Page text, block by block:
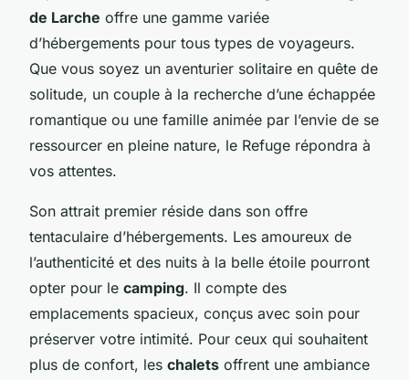
de Larche offre une gamme variée
d’hébergements pour tous types de voyageurs.
Que vous soyez un aventurier solitaire en quête de
solitude, un couple à la recherche d’une échappée
romantique ou une famille animée par l’envie de se
ressourcer en pleine nature, le Refuge répondra à
vos attentes.
Son attrait premier réside dans son offre
tentaculaire d’hébergements. Les amoureux de
l’authenticité et des nuits à la belle étoile pourront
opter pour le camping. Il compte des
emplacements spacieux, conçus avec soin pour
préserver votre intimité. Pour ceux qui souhaitent
plus de confort, les chalets offrent une ambiance